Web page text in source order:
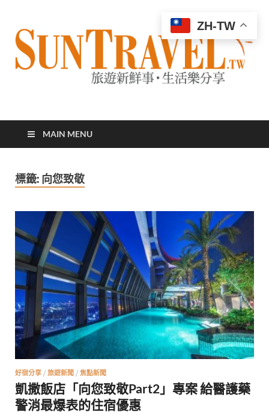
太陽網
MAIN MENU
標籤: 向您致敬
好宿分享 / 旅遊新聞 / 焦點新聞
凱撒飯店「向您致敬Part2」專案 給醫護藥
警消最爆表的住宿優惠
ZH-TW